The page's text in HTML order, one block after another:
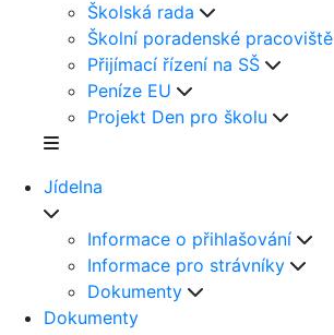
Školská rada
Školní poradenské pracoviště
Přijímací řízení na SŠ
Peníze EU
Projekt Den pro školu
Jídelna
Informace o přihlašování
Informace pro strávníky
Dokumenty
Dokumenty